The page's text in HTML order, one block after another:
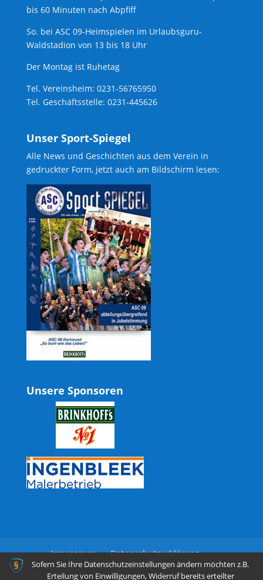
bis 60 Minuten nach Abpfiff
So. bei ASC 09-Heimspielen im Urlaubsguru-
Waldstadion von 13 bis 18 Uhr
Der Montag ist Ruhetag
Tel. Vereinsheim: 0231-56765950
Tel. Geschäftsstelle: 0231-445626
Unser Sport-Spiegel
Alle News und Geschichten aus dem Verein in
gedruckter Form, jetzt auch am Bildschirm lesen:
Unsere Sponsoren
Impressum Datenschutzerklärung
Sofern Sie Ihre Datenschutzeinstellungen ändern möchten z.B.
Erteilung von Einwilligungen, Widerruf bereits erteilter